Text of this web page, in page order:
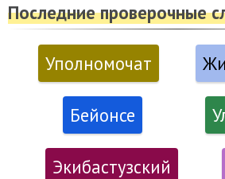
Последние проверочные
Уполномочат
Бейонсе
Экибастузский